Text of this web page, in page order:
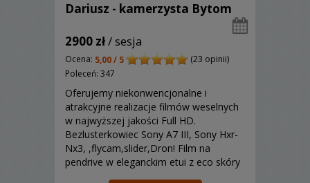
Dariusz - kamerzysta Bytom
2900 zł/ sesja
Ocena: 5,00 / 5
(23 opinii)
Poleceń: 347
Oferujemy niekonwencjonalne i
atrakcyjne realizacje filmów weselnych
w najwyższej jakości Full HD.
Bezlusterkowiec Sony A7 III, Sony Hxr-
Nx3, ,flycam,slider,Dron! Film na
pendrive w eleganckim etui z eco skóry